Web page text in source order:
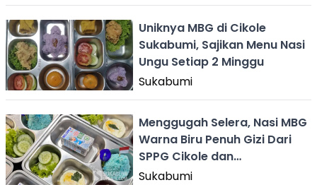
Uniknya MBG di Cikole
Sukabumi, Sajikan Menu Nasi
Ungu Setiap 2 Minggu
Sukabumi
Menggugah Selera, Nasi MBG
Warna Biru Penuh Gizi Dari
SPPG Cikole dan
Warudoyong Sukabumi
Sukabumi